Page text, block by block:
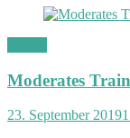
Moderates
23. September 2019